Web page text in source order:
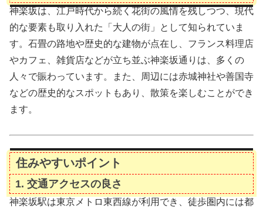
神楽坂は、江戸時代から続く花街の風情を残しつつ、現代
的な要素も取り入れた「大人の街」として知られていま
す。石畳の路地や歴史的な建物が点在し、フランス料理店
やカフェ、雑貨店などが立ち並ぶ神楽坂通りは、多くの
人々で賑わっています。また、周辺には赤城神社や善国寺
などの歴史的なスポットもあり、散策を楽しむことができ
ます。
住みやすいポイント
1. 交通アクセスの良さ
神楽坂駅は東京メトロ東西線が利用でき、徒歩圏内には都